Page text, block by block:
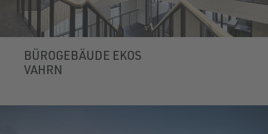
BÜROGEBÄUDE EKOS
VAHRN